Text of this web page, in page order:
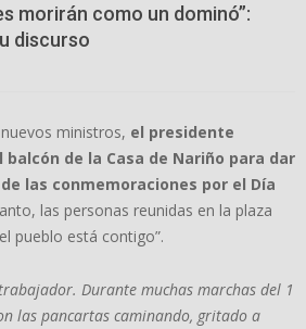
morirán como un dominó”:
discurso
ministros, el presidente
de la Casa de Nariño para dar
las conmemoraciones por el Día
las personas reunidas en la plaza
pueblo está contigo”.
Durante muchas marchas del 1
las pancartas caminando, gritado a